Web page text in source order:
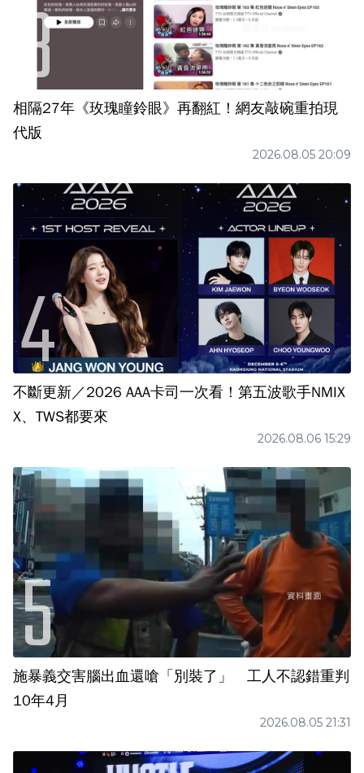
相隔27年《玫瑰瞳鈴眼》再翻紅！網友敲碗重拍現
代版
2026.08.05 20:09
不斷更新／2026 AAA卡司一次看！第五波歌手NMIX
X、TWS都要來
2026.08.06 15:29
施暴義交害腦出血還嗆「別裝了」 工人不認錯重判
10年4月
2026.08.05 21:31